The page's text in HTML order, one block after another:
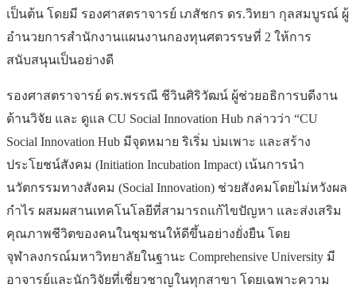
เป็นต้น โดยมี รองศาสตราจารย์ เภสัชกร ดร.วิทยา กุลสมบูรณ์ ผู้
อำนวยการสำนักงานแผนงานกองทุนศตวรรษที่ 2 ให้การ
สนับสนุนเป็นอย่างดี
รองศาสตราจารย์ ดร.พรรณี ชีวินศิริวัฒน์ ผู้ช่วยอธิการบดีงาน
ด้านวิจัย และ ดูแล CU Social Innovation Hub กล่าวว่า “CU
Social Innovation Hub มีจุดหมาย ริเริ่ม บ่มเพาะ และสร้าง
ประโยชน์สังคม (Initiation Incubation Impact) เน้นการนำ
นวัตกรรมทางสังคม (Social Innovation) ช่วยสังคมโดยไม่หวังผล
กำไร ผสมผสานเทคโนโลยีที่สามารถแก้ไขปัญหา และส่งเสริม
คุณภาพชีวิตของคนในชุมชนให้ดีขึ้นอย่างยั่งยืน โดย
จุฬาลงกรณ์มหาวิทยาลัยในฐานะ Comprehensive University มี
อาจารย์และนักวิจัยที่เชี่ยวชาญในทุกสาขา โดยเฉพาะความ